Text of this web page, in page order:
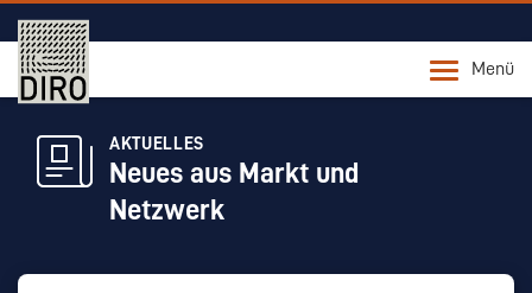
Menü
AKTUELLES
Neues aus Markt und
Netzwerk